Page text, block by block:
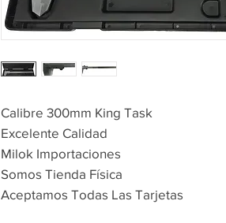
Calibre 300mm King Task
Excelente Calidad
Milok Importaciones
Somos Tienda Física
Aceptamos Todas Las Tarjetas